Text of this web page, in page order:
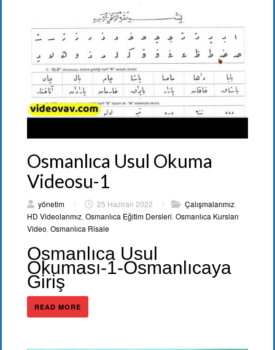
Osmanlıca Usul Okuma
Videosu-1
yönetim / 25 Haziran 2022 / Çalışmalarımız
HD Videolarımız Osmanlıca Eğitim Dersleri Osmanlıca Kursları
Video Osmanlıca Risale
Osmanlıca Usul
Okuması-1-Osmanlıcaya
Giriş
READ MORE